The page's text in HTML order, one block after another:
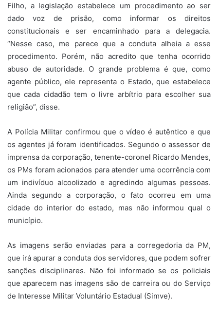
Filho, a legislação estabelece um procedimento ao ser
dado voz de prisão, como informar os direitos
constitucionais e ser encaminhado para a delegacia.
“Nesse caso, me parece que a conduta alheia a esse
procedimento. Porém, não acredito que tenha ocorrido
abuso de autoridade. O grande problema é que, como
agente público, ele representa o Estado, que estabelece
que cada cidadão tem o livre arbítrio para escolher sua
religião”, disse.
A Polícia Militar confirmou que o vídeo é autêntico e que
os agentes já foram identificados. Segundo o assessor de
imprensa da corporação, tenente-coronel Ricardo Mendes,
os PMs foram acionados para atender uma ocorrência com
um indivíduo alcoolizado e agredindo algumas pessoas.
Ainda segundo a corporação, o fato ocorreu em uma
cidade do interior do estado, mas não informou qual o
município.
As imagens serão enviadas para a corregedoria da PM,
que irá apurar a conduta dos servidores, que podem sofrer
sanções disciplinares. Não foi informado se os policiais
que aparecem nas imagens são de carreira ou do Serviço
de Interesse Militar Voluntário Estadual (Simve).